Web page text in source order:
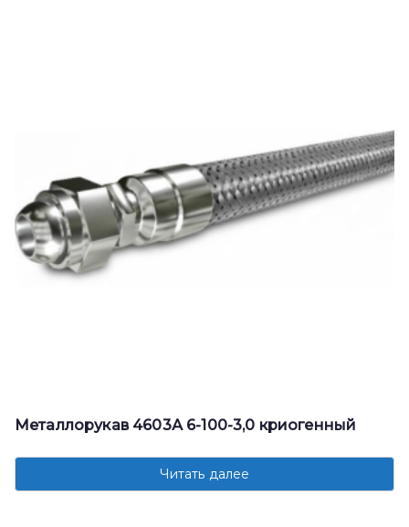
Металлорукав 4603А 6-100-3,0 криогенный
Читать далее